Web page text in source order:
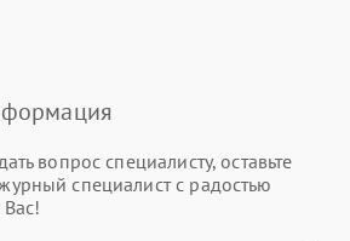
вопрос специалисту, оставьте
специалист с радостью
Вас!